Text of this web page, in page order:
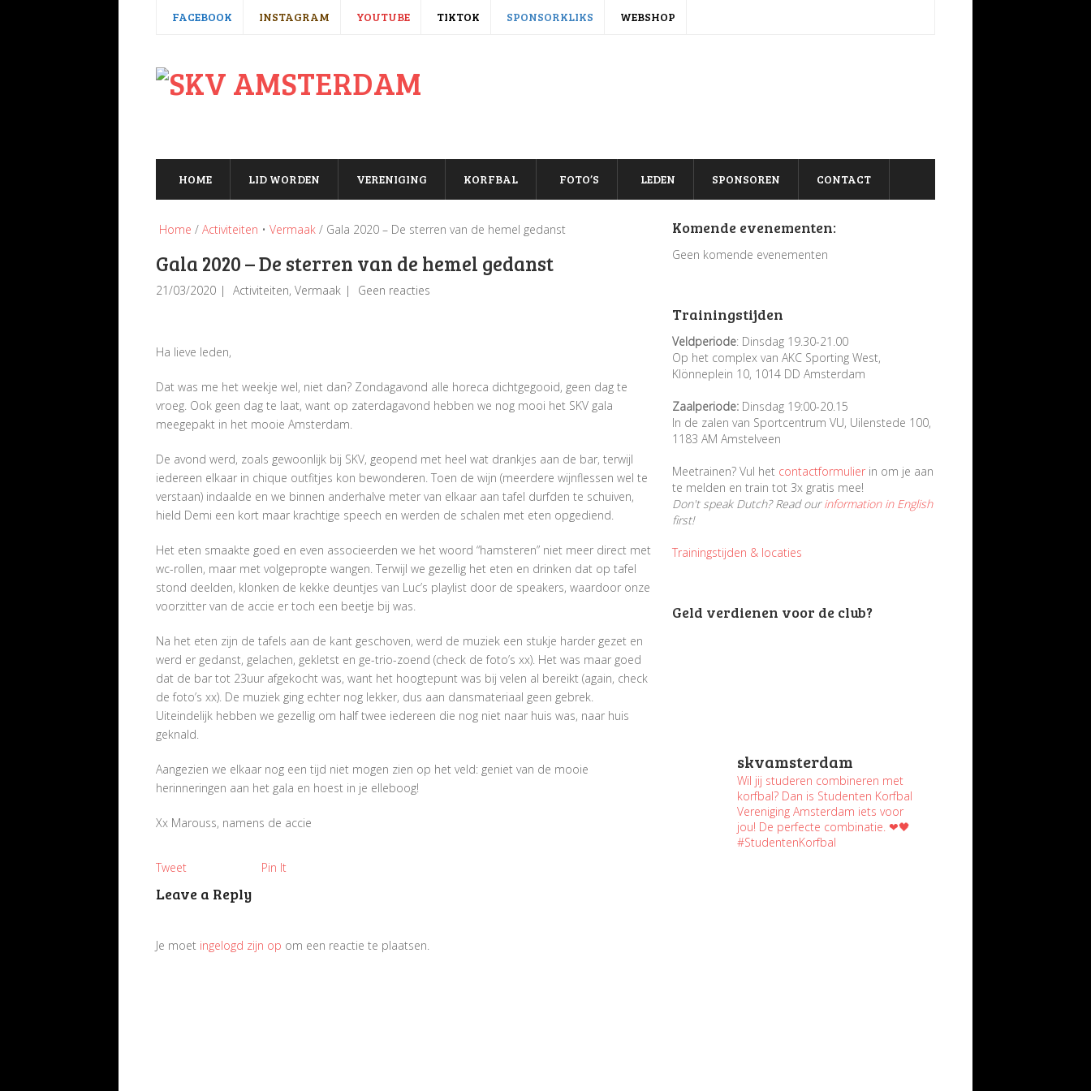
FACEBOOK INSTAGRAM YOUTUBE TIKTOK SPONSORKLIKS WEBSHOP
HOME LID WORDEN VERENIGING KORFBAL FOTO’S LEDEN SPONSOREN CONTACT
Home / Activiteiten • Vermaak / Gala 2020 – De sterren van de hemel gedanst
Gala 2020 – De sterren van de hemel gedanst
21/03/2020 Activiteiten, Vermaak Geen reacties
Ha lieve leden,
Dat was me het weekje wel, niet dan? Zondagavond alle horeca dichtgegooid, geen dag te
vroeg. Ook geen dag te laat, want op zaterdagavond hebben we nog mooi het SKV gala
meegepakt in het mooie Amsterdam.
De avond werd, zoals gewoonlijk bij SKV, geopend met heel wat drankjes aan de bar, terwijl
iedereen elkaar in chique outfitjes kon bewonderen. Toen de wijn (meerdere wijnflessen wel te
verstaan) indaalde en we binnen anderhalve meter van elkaar aan tafel durfden te schuiven,
hield Demi een kort maar krachtige speech en werden de schalen met eten opgediend.
Het eten smaakte goed en even associeerden we het woord “hamsteren” niet meer direct met
wc-rollen, maar met volgepropte wangen. Terwijl we gezellig het eten en drinken dat op tafel
stond deelden, klonken de kekke deuntjes van Luc’s playlist door de speakers, waardoor onze
voorzitter van de accie er toch een beetje bij was.
Na het eten zijn de tafels aan de kant geschoven, werd de muziek een stukje harder gezet en
werd er gedanst, gelachen, gekletst en ge-trio-zoend (check de foto’s xx). Het was maar goed
dat de bar tot 23uur afgekocht was, want het hoogtepunt was bij velen al bereikt (again, check
de foto’s xx). De muziek ging echter nog lekker, dus aan dansmateriaal geen gebrek.
Uiteindelijk hebben we gezellig om half twee iedereen die nog niet naar huis was, naar huis
geknald.
Aangezien we elkaar nog een tijd niet mogen zien op het veld: geniet van de mooie
herinneringen aan het gala en hoest in je elleboog!
Xx Marouss, namens de accie
Tweet Pin It
Leave a Reply
Je moet ingelogd zijn op om een reactie te plaatsen.
Komende evenementen:
Geen komende evenementen
Trainingstijden
Veldperiode: Dinsdag 19.30-21.00
Op het complex van AKC Sporting West,
Klönneplein 10, 1014 DD Amsterdam
Zaalperiode: Dinsdag 19:00-20.15
In de zalen van Sportcentrum VU, Uilenstede 100,
1183 AM Amstelveen
Meetrainen? Vul het contactformulier in om je aan
te melden en train tot 3x gratis mee!
Don't speak Dutch? Read ourinformation in English
first!
Trainingstijden & locaties
Geld verdienen voor de club?
skvamsterdam
Wil jij studeren combineren met
korfbal? Dan is Studenten Korfbal
Vereniging Amsterdam iets voor
jou! De perfecte combinatie. ❤🖤
#StudentenKorfbal